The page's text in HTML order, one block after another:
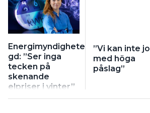
Energimyndighetens
gd: ”Ser inga
tecken på
skenande
elpriser i vinter”
”Vi kan inte
med höga
påslag”